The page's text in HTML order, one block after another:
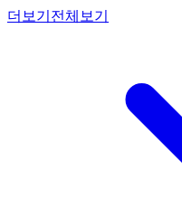
더보기 전체보기